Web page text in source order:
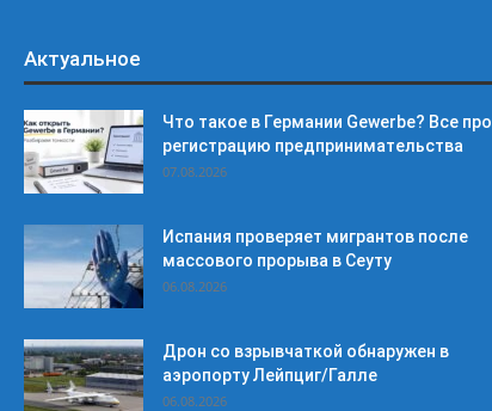
Актуальное
Что такое в Германии Gewerbe? Все про
регистрацию предпринимательства
07.08.2026
Испания проверяет мигрантов после
массового прорыва в Сеуту
06.08.2026
Дрон со взрывчаткой обнаружен в
аэропорту Лейпциг/Галле
06.08.2026